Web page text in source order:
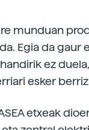
munduan
Egia da
ez
esker
etxeak